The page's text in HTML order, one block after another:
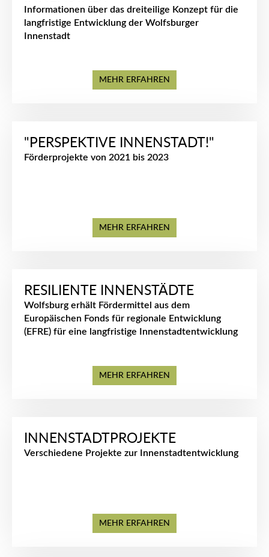
Informationen über das dreiteilige Konzept für die
langfristige Entwicklung der Wolfsburger
Innenstadt
MEHR ERFAHREN
"PERSPEKTIVE INNENSTADT!"
Förderprojekte von 2021 bis 2023
MEHR ERFAHREN
RESILIENTE INNENSTÄDTE
Wolfsburg erhält Fördermittel aus dem
Europäischen Fonds für regionale Entwicklung
(EFRE) für eine langfristige Innenstadtentwicklung
MEHR ERFAHREN
INNENSTADTPROJEKTE
Verschiedene Projekte zur Innenstadtentwicklung
MEHR ERFAHREN